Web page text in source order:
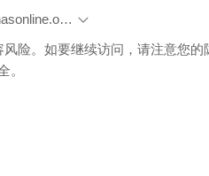
http://www.nasonline.org/programs/sackler-colloquia/completed_colloquia/Big-data.html
险。如要继续访问，请注意您的
。